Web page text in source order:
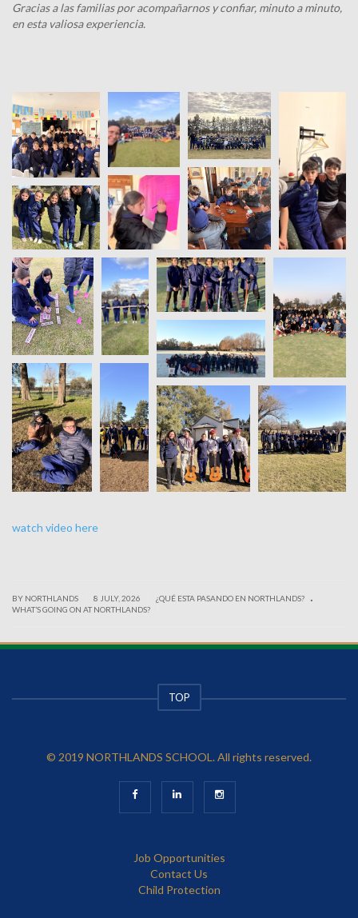
Gracias a las familias por acompañarnos y confiar, minuto a minuto,
en esta valiosa experiencia.
watch video here
BY NORTHLANDS 8 JULY, 2026 ¿QUÉ ESTA PASANDO EN NORTHLANDS? .
WHAT’S GOING ON AT NORTHLANDS?
TOP
© 2019 NORTHLANDS SCHOOL. All rights reserved.
Job Opportunities
Contact Us
Child Protection